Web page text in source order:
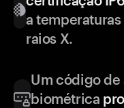
a temperaturas
raios X.
Um código de
biométrica